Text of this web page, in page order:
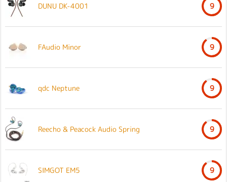
DUNU DK-4001 9
FAudio Minor 9
qdc Neptune 9
Reecho & Peacock Audio Spring 9
SIMGOT EM5 9